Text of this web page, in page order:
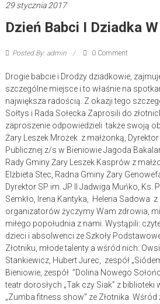
mieszczący
się
Powiecie
29 stycznia 2017
Dzień Babci I Dziadka
Posted By: admin 0 Comment
Drogie babcie i Drodzy dziadkowie,
szczególne miejsce i to właśnie na
największa radością. Z okazji tego
Sołtys i Rada Sołecka Zaprosili do
zaproszenie odpowiedzieli także swoją
Żary Leszek Mrożek z małżonką,
Publicznej z/s w Bieniowie Jagoda
Rady Gminy Żary Leszek Kasprów z
Elżbieta Stec, Radna Gminy Żary
Dyrektor SP im. JP II Jadwiga Muńko, Ks.
Semkło, Irena Kantyka, Helena Sadowa
organizatorów życzymy Wam zdrowia,
miłego popołudnia z nami. Wystąpili:
dzieci i absolwenci ze Szkoły
Złotniku, młode talenty a wśród nich:
Stankiewicz, Hubert Jurec, zespół
Bieniowie, zespół ”Dolina Nowego
teatr dorosłych „Tak czy Siak” z biblioteki
„Zumba fitness show” ze Złotnika. Wśród